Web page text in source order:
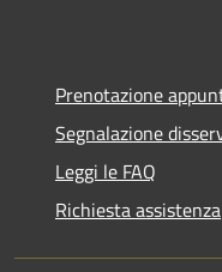
Prenotazione
Segnalazione
Leggi le FAQ
Richiesta assistenza